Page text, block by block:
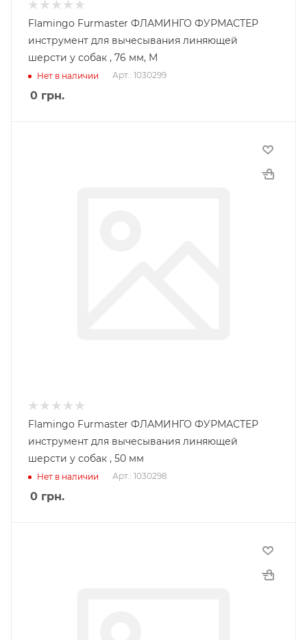
Flamingo Furmaster ФЛАМИНГО ФУРМАСТЕР
инструмент для вычесывания линяющей
шерсти у собак , 76 мм, M
Нет в наличии Арт.: 1030299
0 грн.
Flamingo Furmaster ФЛАМИНГО ФУРМАСТЕР
инструмент для вычесывания линяющей
шерсти у собак , 50 мм
Нет в наличии Арт.: 1030298
0 грн.